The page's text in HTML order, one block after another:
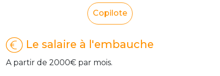
Copilote
Le salaire à l'embauche
A partir de 2000€ par mois.